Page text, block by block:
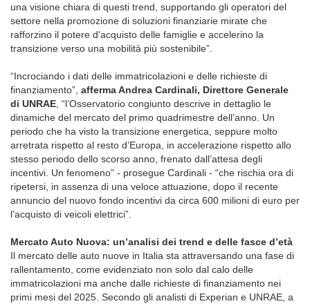
una visione chiara di questi trend, supportando gli operatori del
settore nella promozione di soluzioni finanziarie mirate che
rafforzino il potere d'acquisto delle famiglie e accelerino la
transizione verso una mobilità più sostenibile”.
“Incrociando i dati delle immatricolazioni e delle richieste di
finanziamento”, afferma Andrea Cardinali, Direttore Generale
di UNRAE , “l’Osservatorio congiunto descrive in dettaglio le
dinamiche del mercato del primo quadrimestre dell’anno. Un
periodo che ha visto la transizione energetica, seppure molto
arretrata rispetto al resto d’Europa, in accelerazione rispetto allo
stesso periodo dello scorso anno, frenato dall’attesa degli
incentivi. Un fenomeno” - prosegue Cardinali - “che rischia ora di
ripetersi, in assenza di una veloce attuazione, dopo il recente
annuncio del nuovo fondo incentivi da circa 600 milioni di euro per
l’acquisto di veicoli elettrici”.
Mercato Auto Nuova: un’analisi dei trend e delle fasce d’età
Il mercato delle auto nuove in Italia sta attraversando una fase di
rallentamento, come evidenziato non solo dal calo delle
immatricolazioni ma anche dalle richieste di finanziamento nei
primi mesi del 2025. Secondo gli analisti di Experian e UNRAE, a